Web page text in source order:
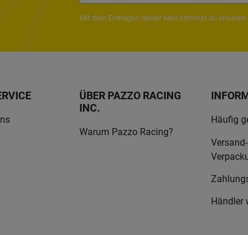
Mit dem Eintragen deiner Mail stimmst du unseren
ÜBER PAZZO RACING
INC.
Warum Pazzo Racing?
Häufig
Händler